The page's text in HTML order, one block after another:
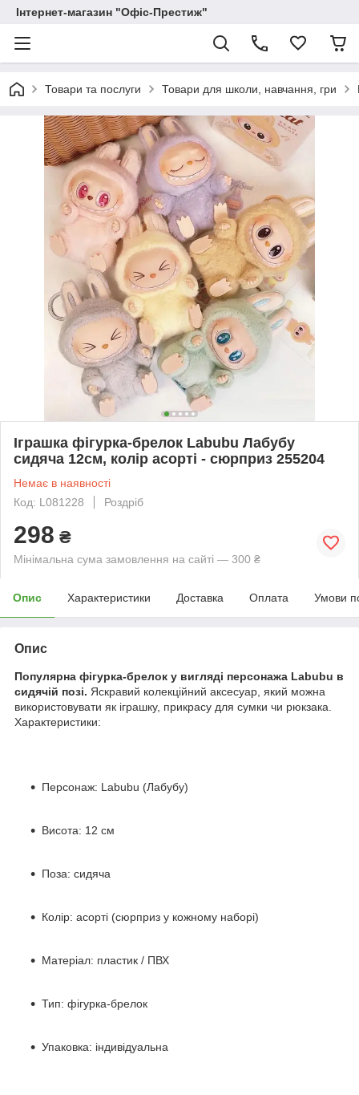
Інтернет-магазин "Офіс-Престиж"
Товари та послуги Товари для школи, навчання, гри
Іграшка фігурка-брелок Labubu Лабубу
сидяча 12см, колір асорті - сюрприз 255204
Немає в наявності
Код: L081228
Роздріб
298 ₴
Мінімальна сума замовлення на сайті — 300 ₴
Опис Характеристики Доставка Оплата Умови
Опис
Популярна фігурка-брелок у вигляді персонажа Labubu в
сидячій позі. Яскравий колекційний аксесуар, який можна
використовувати як іграшку, прикрасу для сумки чи рюкзака.
Характеристики:
Персонаж: Labubu (Лабубу)
Висота: 12 см
Поза: сидяча
Колір: асорті (сюрприз у кожному наборі)
Матеріал: пластик / ПВХ
Тип: фігурка-брелок
Упаковка: індивідуальна